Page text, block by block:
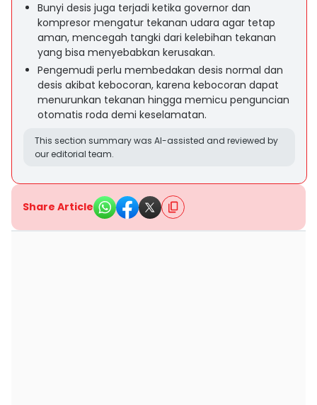
Bunyi desis juga terjadi ketika governor dan
kompresor mengatur tekanan udara agar tetap
aman, mencegah tangki dari kelebihan tekanan
yang bisa menyebabkan kerusakan.
Pengemudi perlu membedakan desis normal dan
desis akibat kebocoran, karena kebocoran dapat
menurunkan tekanan hingga memicu penguncian
otomatis roda demi keselamatan.
This section summary was AI-assisted and reviewed by
our editorial team.
Share Article